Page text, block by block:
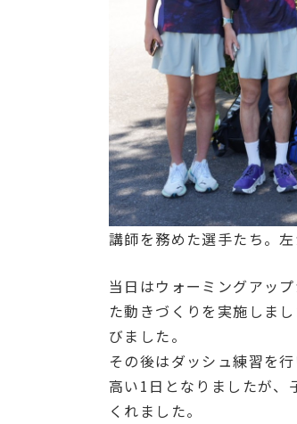
講師を務めた選手たち。
当日はウォーミングアッ
た動きづくりを実施しま
びました。
その後はダッシュ練習を
高い1日となりましたが、
くれました。